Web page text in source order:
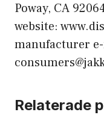
Poway, CA
website:
manufacturer
Relaterade